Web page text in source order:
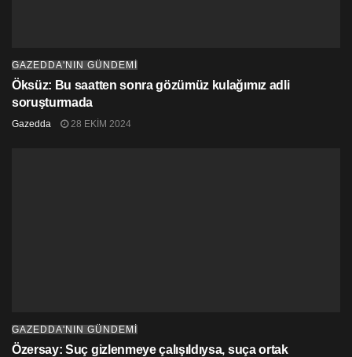
GAZEDDA'NIN GÜNDEMİ
Öksüz: Bu saatten sonra gözümüz kulağımız adli
soruşturmada
Gazedda 28 EKIM 2024
GAZEDDA'NIN GÜNDEMİ
Özersay: Suç gizlenmeye çalışıldıysa, suça ortak